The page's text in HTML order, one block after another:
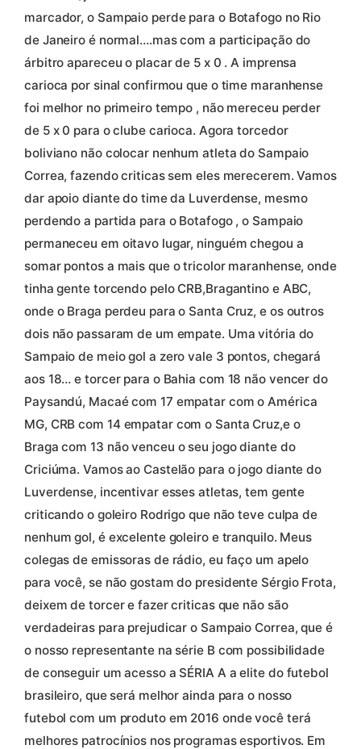
marcador, o Sampaio perde para o Botafogo no Rio
de Janeiro é normal….mas com a participação do
árbitro apareceu o placar de 5 x 0 . A imprensa
carioca por sinal confirmou que o time maranhense
foi melhor no primeiro tempo , não mereceu perder
de 5 x 0 para o clube carioca. Agora torcedor
boliviano não colocar nenhum atleta do Sampaio
Correa, fazendo criticas sem eles merecerem. Vamos
dar apoio diante do time da Luverdense, mesmo
perdendo a partida para o Botafogo , o Sampaio
permaneceu em oitavo lugar, ninguém chegou a
somar pontos a mais que o tricolor maranhense, onde
tinha gente torcendo pelo CRB,Bragantino e ABC,
onde o Braga perdeu para o Santa Cruz, e os outros
dois não passaram de um empate. Uma vitória do
Sampaio de meio gol a zero vale 3 pontos, chegará
aos 18… e torcer para o Bahia com 18 não vencer do
Paysandú, Macaé com 17 empatar com o América
MG, CRB com 14 empatar com o Santa Cruz,e o
Braga com 13 não venceu o seu jogo diante do
Criciúma. Vamos ao Castelão para o jogo diante do
Luverdense, incentivar esses atletas, tem gente
criticando o goleiro Rodrigo que não teve culpa de
nenhum gol, é excelente goleiro e tranquilo. Meus
colegas de emissoras de rádio, eu faço um apelo
para você, se não gostam do presidente Sérgio Frota,
deixem de torcer e fazer criticas que não são
verdadeiras para prejudicar o Sampaio Correa, que é
o nosso representante na série B com possibilidade
de conseguir um acesso a SÉRIA A a elite do futebol
brasileiro, que será melhor ainda para o nosso
futebol com um produto em 2016 onde você terá
melhores patrocínios nos programas esportivos. Em